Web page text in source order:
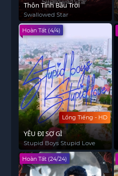
Thôn Tính Bầu Trời
Swallowed Star
Lồng Tiếng - HD
Hoàn Tất (4/4)
YÊU ĐI SỢ GÌ
Stupid Boys Stupid Love
Hoàn Tất (24/24)